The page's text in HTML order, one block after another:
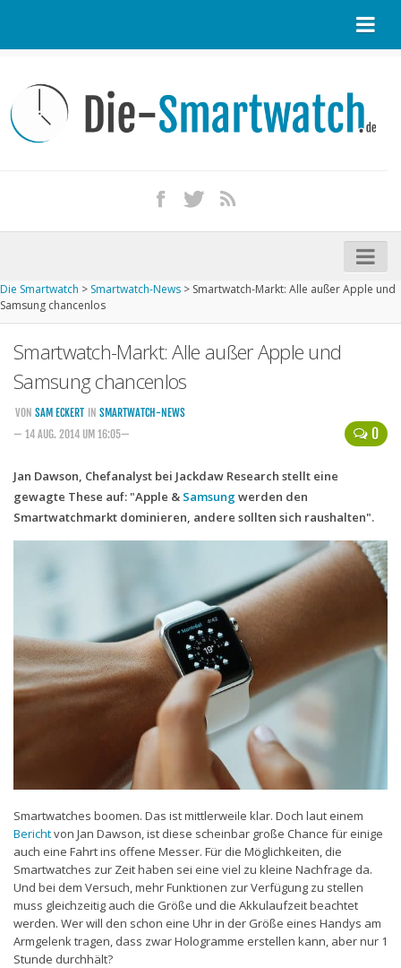
Kontakt / Tipp geben
Impressum
iPhone kaufen
Startseite
Kommende Smartwatches
Marken und Modelle
Handytarife
Smartphonetarife
Datentarife
Prepaid-Tarife
Datentarife
Flatrate-Prepaidtarife
Mobilfunk-Vergleichsrechner
Mobilfunk-Tarifrechner
Flatrate-Datentarife
Die Smartwatch > Smartwatch-News > Smartwatch-Markt: Alle außer Apple und
Samsung chancenlos
Smartwatch-Markt: Alle außer Apple und
Samsung chancenlos
0
VON SAM ECKERT IN SMARTWATCH-NEWS
— 14 AUG. 2014 UM 16:05—
Jan Dawson, Chefanalyst bei Jackdaw Research stellt eine
gewagte These auf: "Apple & Samsungwerden den
Smartwatchmarkt dominieren, andere sollten sich raushalten".
Smartwatches boomen. Das ist mittlerweile klar. Doch laut einem
Berichtvon Jan Dawson, ist diese scheinbar große Chance für einige
auch eine Fahrt ins offene Messer. Für die Möglichkeiten, die
Smartwatches zur Zeit haben sei eine viel zu kleine Nachfrage da.
Und bei dem Versuch, mehr Funktionen zur Verfügung zu stellen
muss gleichzeitig auch die Größe und die Akkulaufzeit beachtet
werden. Wer will den schon eine Uhr in der Größe eines Handys am
Armgelenk tragen, dass zwar Hologramme erstellen kann, aber nur 1
Stunde durchhält?